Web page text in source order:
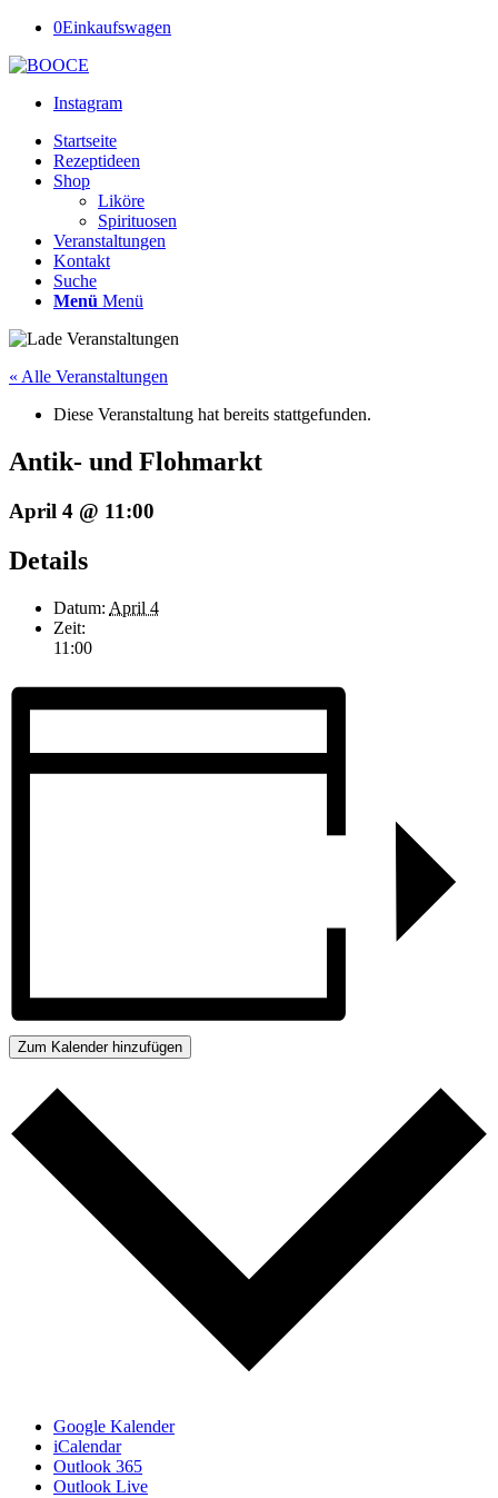
0Einkaufswagen
Instagram
Startseite
Rezeptideen
Shop
Liköre
Spirituosen
Veranstaltungen
Kontakt
Suche
Menü Menü
« Alle Veranstaltungen
Diese Veranstaltung hat bereits stattgefunden.
Antik- und Flohmarkt
April 4 @ 11:00
Details
Datum: April 4
Zeit:
11:00
Zum Kalender hinzufügen
Google Kalender
iCalendar
Outlook 365
Outlook Live